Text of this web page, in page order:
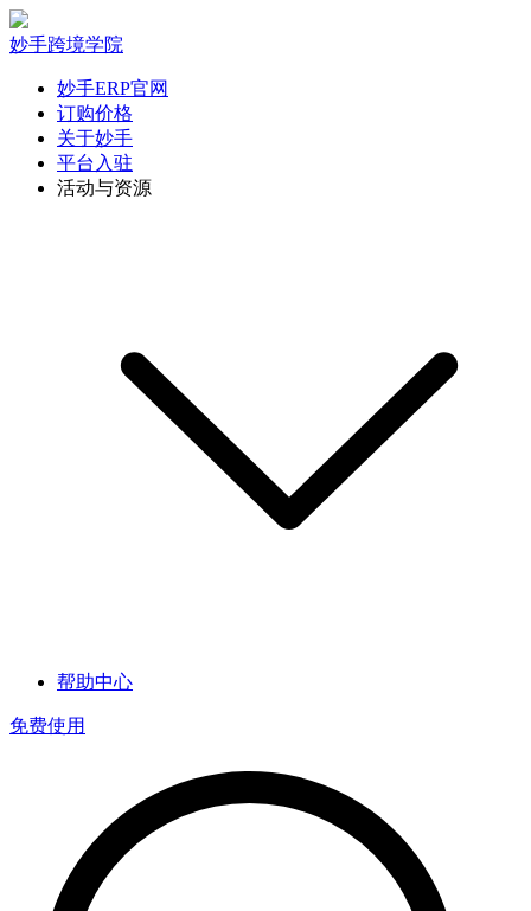
妙手跨境学院
妙手ERP官网
订购价格
关于妙手
平台入驻
活动与资源
帮助中心
免费使用